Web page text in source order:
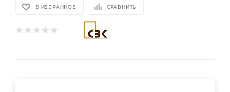
В ИЗБРАННОЕ СРАВНИТЬ